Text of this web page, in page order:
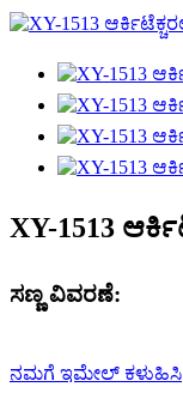
XY-1513
ಸಣ್ಣ ವಿವರಣೆ:
ನಮಗೆ ಇಮೇಲ್ ಕಳುಹಿಸಿ